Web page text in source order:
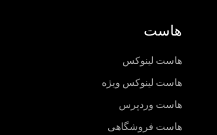
هاست
هاست لینوکس
هاست لینوکس ویژه
هاست وردپرس
هاست فروشگاهی